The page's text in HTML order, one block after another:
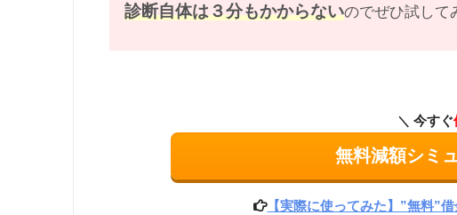
診断自体は３分もかからないのでぜひ試して
今すぐ
無料減額シミ
【実際に使ってみた】”無料”